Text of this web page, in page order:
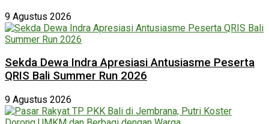
9 Agustus 2026
Sekda Dewa Indra Apresiasi Antusiasme Peserta
QRIS Bali Summer Run 2026
9 Agustus 2026